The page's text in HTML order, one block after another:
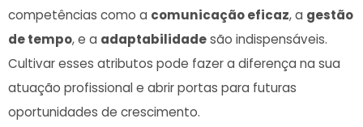
competências como a comunicação eficaz, ‍a gestão
de tempo, e a adaptabilidadesão indispensáveis.
Cultivar esses ​atributos pode fazer a diferença na sua
atuação profissional e abrir portas para futuras
oportunidades de crescimento.